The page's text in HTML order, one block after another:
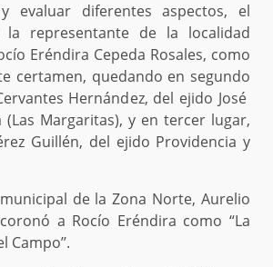
evaluar diferentes aspectos, el
representante de la localidad
Eréndira Cepeda Rosales, como
certamen, quedando en segundo
Hernández, del ejido José
(Las Margaritas), y en tercer lugar,
Guillén, del ejido Providencia y
de la Zona Norte, Aurelio
a Rocío Eréndira como “La